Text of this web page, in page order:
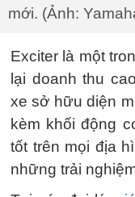
mới. (Ảnh:
Exciter là một
lại doanh thu
xe sở hữu diện
kèm khối động
tốt trên mọi địa
những trải